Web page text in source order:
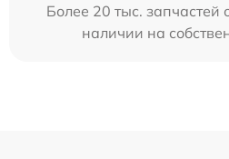
Более 20 тыс. запчастей
наличии на